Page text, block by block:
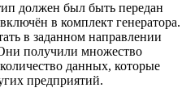
должен был быть передан
в комплект генератора.
в заданном направлении
получили множество
данных, которые
предприятий.